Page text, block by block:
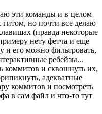
эти команды и в целом
гитом, но почти все делаю
(правда некоторые
нету фетча и еще
и его можно фильтровать,
ребейзы...
коммитов и сквошнуть их,
адекватные
коммитов и посмотреть
в сам файл и что-то тут